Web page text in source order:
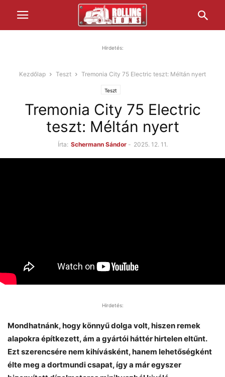
Hirdetés:
Kezdőlap Teszt Tremonia City 75 Electric teszt: Méltán nyert
Teszt
Tremonia City 75 Electric
teszt: Méltán nyert
Írta: Schermann Sándor - 2025. 12. 11.
Hirdetés:
Mondhatnánk, hogy könnyű dolga volt, hiszen remek
alapokra építkezett, ám a gyártói háttér hirtelen eltűnt.
Ezt szerencsére nem kihívásként, hanem lehetőségként
élte meg a dortmundi csapat, így a már egyszer